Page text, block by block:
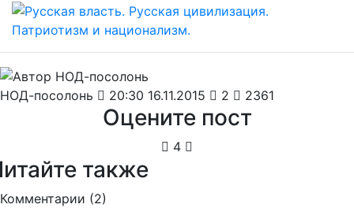
НОД-посолонь 20:30 16.11.2015 2 2361
Оцените пост
4
также
Комментарии (2)